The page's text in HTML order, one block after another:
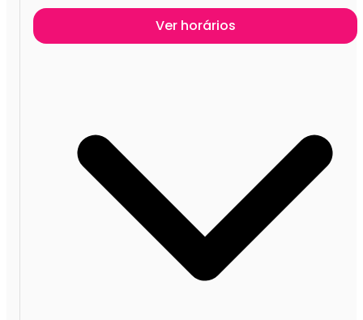
Ver horários